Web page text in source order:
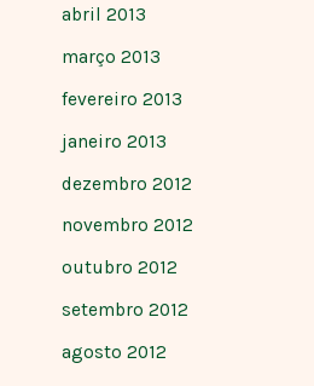
abril 2013
março 2013
fevereiro 2013
janeiro 2013
dezembro 2012
novembro 2012
outubro 2012
setembro 2012
agosto 2012